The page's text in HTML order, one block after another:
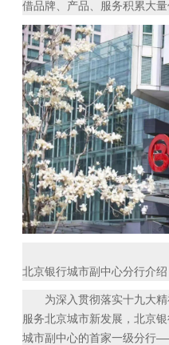
借品牌、产品、服务积累大量
北京银行城市副中心分行介绍
为深入贯彻落实十九大精
服务北京城市新发展，北京
城市副中心的首家一级分行